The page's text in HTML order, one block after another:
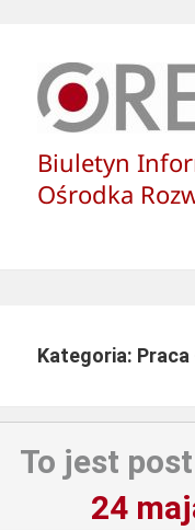
Biuletyn
Ośrodka
Kategoria:
To jest
24